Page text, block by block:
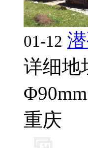
01-12
详细地
重庆